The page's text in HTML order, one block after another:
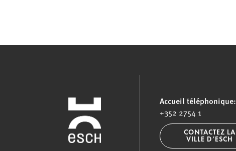
Accueil téléphonique:
+352 2754 1
CONTACTEZ LA
VILLE D’ESCH